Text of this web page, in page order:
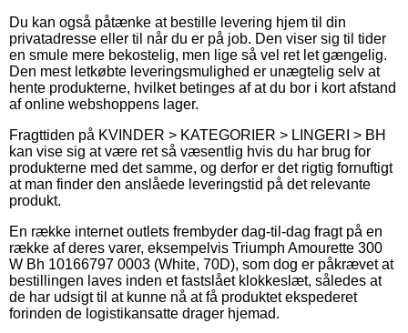
Du kan også påtænke at bestille levering hjem til din
privatadresse eller til når du er på job. Den viser sig til tider
en smule mere bekostelig, men lige så vel ret let gængelig.
Den mest letkøbte leveringsmulighed er unægtelig selv at
hente produkterne, hvilket betinges af at du bor i kort afstand
af online webshoppens lager.
Fragttiden på KVINDER > KATEGORIER > LINGERI > BH
kan vise sig at være ret så væsentlig hvis du har brug for
produkterne med det samme, og derfor er det rigtig fornuftigt
at man finder den anslåede leveringstid på det relevante
produkt.
En række internet outlets frembyder dag-til-dag fragt på en
række af deres varer, eksempelvis Triumph Amourette 300
W Bh 10166797 0003 (White, 70D), som dog er påkrævet at
bestillingen laves inden et fastslået klokkeslæt, således at
de har udsigt til at kunne nå at få produktet ekspederet
forinden de logistikansatte drager hjemad.